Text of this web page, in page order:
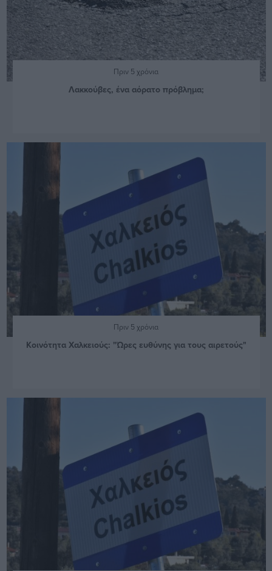
Πριν 5 χρόνια
Λακκούβες, ένα αόρατο πρόβλημα;
Πριν 5 χρόνια
Κοινότητα Χαλκειούς: "Ώρες ευθύνης για τους αιρετούς"